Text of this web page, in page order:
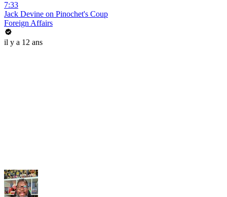
7:33
Jack Devine on Pinochet's Coup
Foreign Affairs
il y a 12 ans